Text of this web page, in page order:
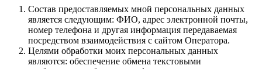
Состав предоставляемых мной персональных данных
является следующим: ФИО, адрес электронной почты,
номер телефона и другая информация передаваемая
посредством взаимодействия с сайтом Оператора.
Целями обработки моих персональных данных
являются: обеспечение обмена текстовыми